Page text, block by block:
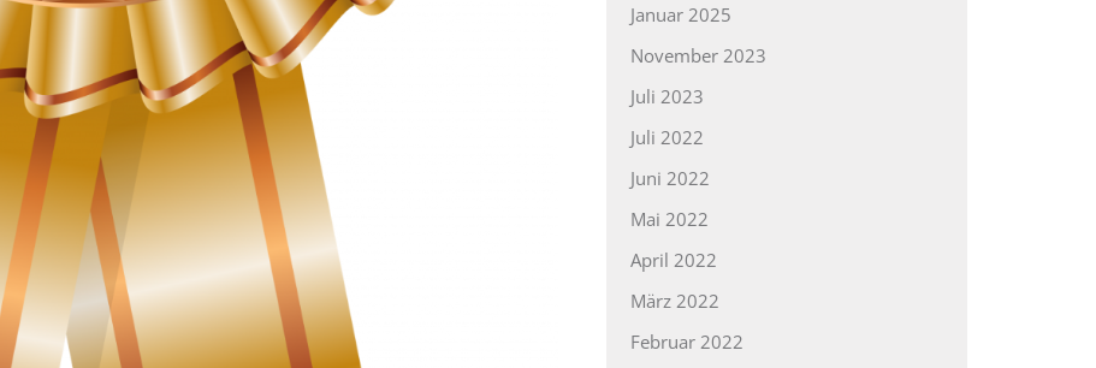
Januar 2025
November 2023
Juli 2023
Juli 2022
Juni 2022
Mai 2022
April 2022
März 2022
Februar 2022